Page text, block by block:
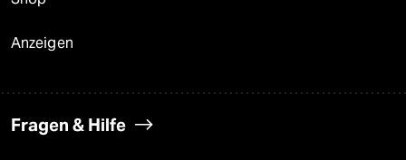
Anzeigen
Fragen & Hilfe